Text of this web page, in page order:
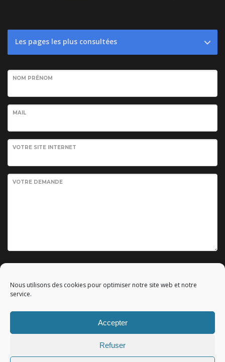
Nous utilisons des cookies pour optimiser notre site web et notre
service.
Accepter
Refuser
Les pages les plus consultées
NOM PRÉNOM
MAIL
VOTRE SITE INTERNET
VOTRE DEMANDE
Mentions légales|All rights reserved - Tous droits